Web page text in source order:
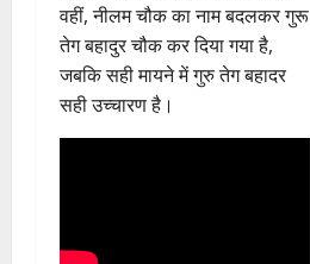
वहीं, नीलम चौक का नाम बदलकर गुरू
तेग बहादुर चौक कर दिया गया है,
जबकि सही मायने में गुरु तेग बहादर
सही उच्चारण है।